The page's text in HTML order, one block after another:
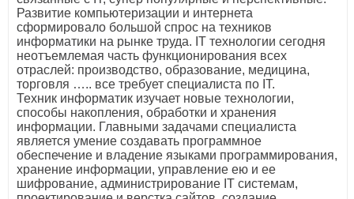
Развитие компьютеризации и интернета
сформировало большой спрос на техников
информатики на рынке труда. IТ технологии сегодня
неотъемлемая часть функционирования всех
отраслей: производство, образование, медицина,
торговля ….. все требует специалиста по IТ.
Техник информатик изучает новые технологии,
способы накопления, обработки и хранения
информации. Главными задачами специалиста
является умение создавать программное
обеспечение и владение языками программирования,
хранение информации, управление ею и ее
шифрование, администрирование IТ системам,